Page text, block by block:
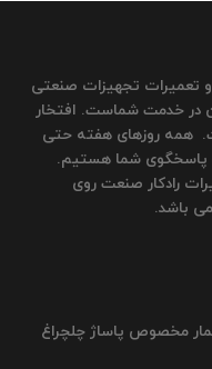
و تعمیرات تجهیزات صنعتی
در خدمت شماست. افتخار
همه روزهای هفته حتی
از ساعت 8 صبح تا 10 شب پاسخگوی شما هستیم.
رادکار صنعت روی
باشد.
مخصوص پاساژ چلچراغ